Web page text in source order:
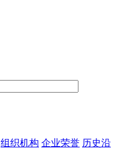
组织机构 企业荣誉 历史沿